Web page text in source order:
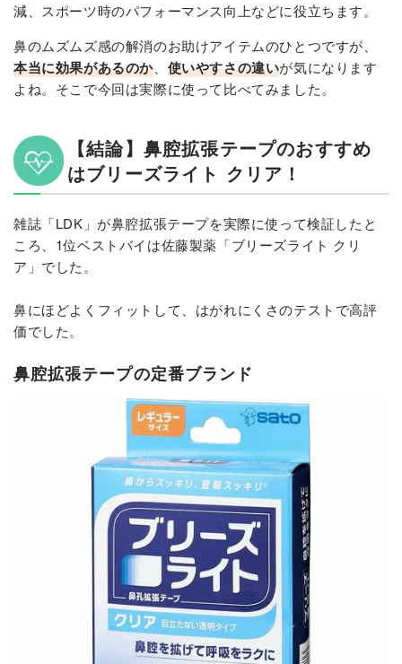
減、スポーツ時のパフォーマンス向上などに役立ちます。
鼻のムズムズ感の解消のお助けアイテムのひとつですが、
本当に効果があるのか、 使いやすさの違いが気になります
よね。そこで今回は実際に使って比べてみました。
【結論】鼻腔拡張テープのおすすめ
はブリーズライト クリア！
雑誌「LDK」が鼻腔拡張テープを実際に使って検証したと
ころ、1位ベストバイは佐藤製薬「ブリーズライト クリ
ア」でした。
鼻にほどよくフィットして、はがれにくさのテストで高評
価でした。
鼻腔拡張テープの定番ブランド